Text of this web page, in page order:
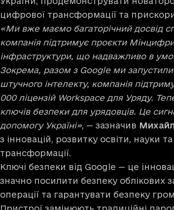
цифрової трансформації та
«Ми вже маємо багаторічний досвід
компанія підтримує проєкти
інфраструктури, що надважливо в
Зокрема, разом з Google ми запустили
штучного інтелекту, компанія
000 ліцензій Workspace для Уряду.
ключів безпеки для урядовців. Це
допомогу Україні», — зазначив
з інновацій, розвитку освіти, науки
трансформації.
Ключі безпеки від Google — це
значно посилити безпеку облікових
операції та гарантувати безпеку
Пристрої замінюють традиційні